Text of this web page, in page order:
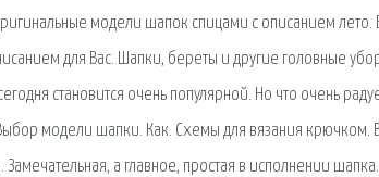
модели шапок спицами с описанием лето.
для Вас. Шапки, береты и другие головные
становится очень популярной. Но что очень
модели шапки. Как. Схемы для вязания крючком.
а главное, простая в исполнении шапка.